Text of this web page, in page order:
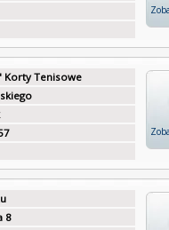
Korty Tenisowe
8